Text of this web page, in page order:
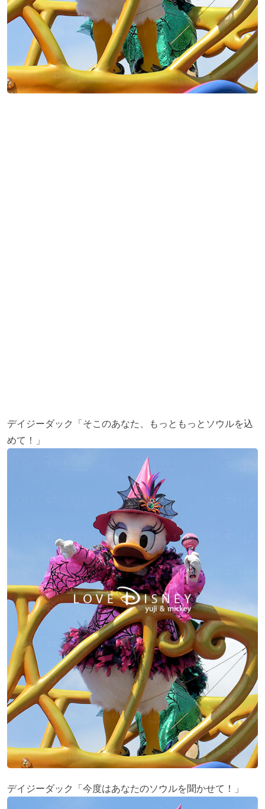
デイジーダック「そこのあなた、もっともっとソウルを込
めて！」
デイジーダック「今度はあなたのソウルを聞かせて！」